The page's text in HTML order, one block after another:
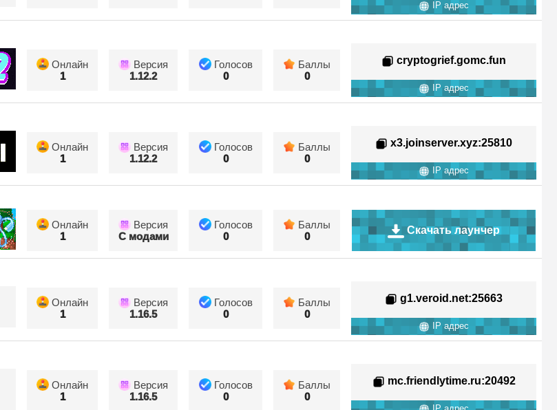
IP адрес
Онлайн
1
Версия
1.12.2
Голосов
0
Баллы
0
cryptogrief.gomc.fun
IP адрес
Онлайн
1
Версия
1.12.2
Голосов
0
Баллы
0
x3.joinserver.xyz:25810
IP адрес
Онлайн
1
Версия
С модами
Голосов
0
Баллы
0
Скачать лаунчер
Онлайн
1
Версия
1.16.5
Голосов
0
Баллы
0
g1.veroid.net:25663
IP адрес
Онлайн
1
Версия
1.16.5
Голосов
0
Баллы
0
mc.friendlytime.ru:20492